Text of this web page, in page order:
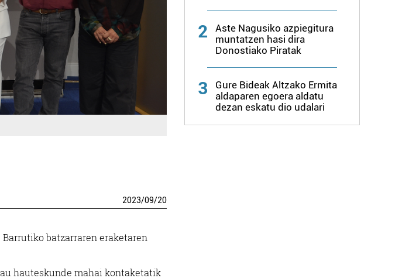
2023/09/20
batzarraren eraketaren
hauteskunde mahai kontaketatik
2
Aste Nagusiko azpiegitura
muntatzen hasi dira
Donostiako Piratak
3
Gure Bideak Altzako Ermita
aldaparen egoera aldatu
dezan eskatu dio udalari